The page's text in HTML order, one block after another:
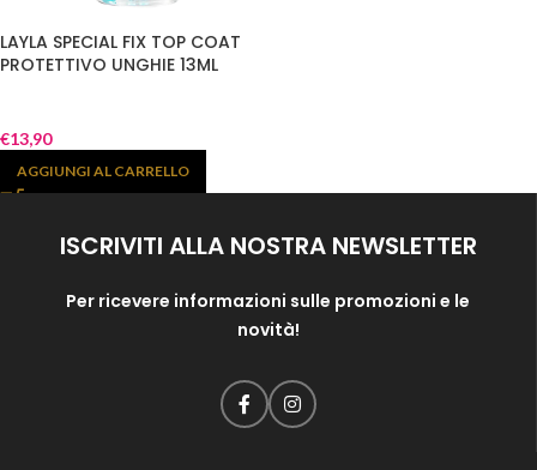
LAYLA SPECIAL FIX TOP COAT
PROTETTIVO UNGHIE 13ML
€13,90
AGGIUNGI AL CARRELLO
ISCRIVITI ALLA NOSTRA NEWSLETTER
Per ricevere informazioni sulle promozioni e le
novità!